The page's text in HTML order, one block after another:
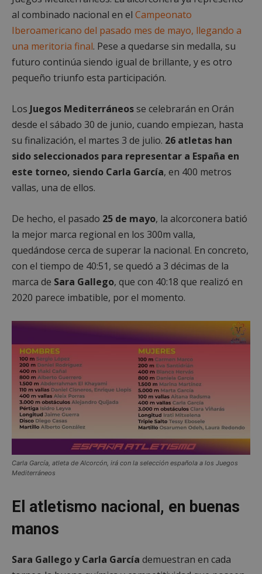
al combinado nacional en el Campeonato
Iberoamericano del pasado mes de mayo, llegando a
una meritoria final. Pese a quedarse sin medalla, su
futuro continúa siendo igual de brillante, y es otro
pequeño triunfo esta participación.
Los Juegos Mediterráneosse celebrarán en Orán
desde el sábado 30 de junio, cuando empiezan, hasta
su finalización, el martes 3 de julio. 26 atletas han
sido seleccionados para representar a España en
este torneo, siendo Carla García, en 400 metros
vallas, una de ellos.
De hecho, el pasado 25 de mayo, la alcorconera batió
la mejor marca regional en los 300m valla,
quedándose cerca de superar la nacional. En concreto,
con el tiempo de 40:51, se quedó a 3 décimas de la
marca de Sara Gallego, que con 40:18 que realizó en
2020 parece imbatible, por el momento.
Carla García, atleta de Alcorcón, irá con la selección española a los Juegos
Mediterráneos
El atletismo nacional, en buenas
manos
Sara Gallego y Carla García demuestran en cada